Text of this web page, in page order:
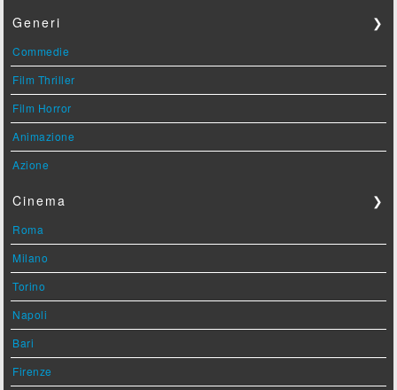
Generi ❯
Commedie
Film Thriller
Film Horror
Animazione
Azione
Cinema ❯
Roma
Milano
Torino
Napoli
Bari
Firenze